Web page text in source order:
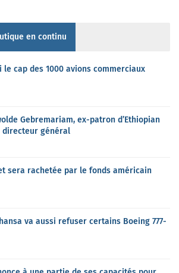
en continu
cap des 1000 avions commerciaux
Gebremariam, ex-patron d’Ethiopian
directeur général
sera rachetée par le fonds américain
va aussi refuser certains Boeing 777-